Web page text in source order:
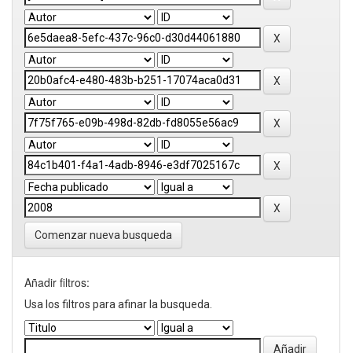
Comenzar nueva busqueda
Añadir filtros:
Usa los filtros para afinar la busqueda.